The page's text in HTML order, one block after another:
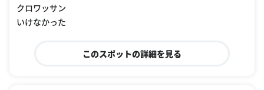
クロワッサン
いけなかった
このスポットの詳細を見る